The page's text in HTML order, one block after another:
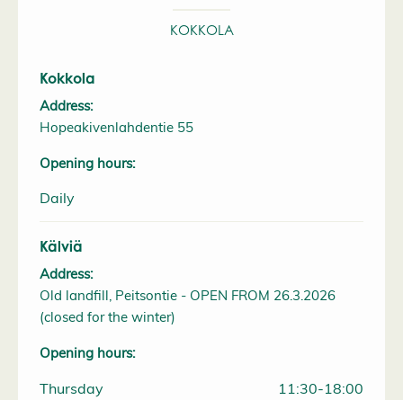
KOKKOLA
Kokkola
Address:
Hopeakivenlahdentie 55
Opening hours:
Daily
Kälviä
Address:
Old landfill, Peitsontie - OPEN FROM 26.3.2026
(closed for the winter)
Opening hours:
Thursday
11:30-18:00